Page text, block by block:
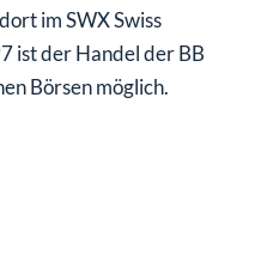
im SWX Swiss
ist der Handel der BB
Börsen möglich.